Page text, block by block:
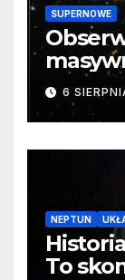
SUPERNOWE
cenne
6
NEPTUN
To